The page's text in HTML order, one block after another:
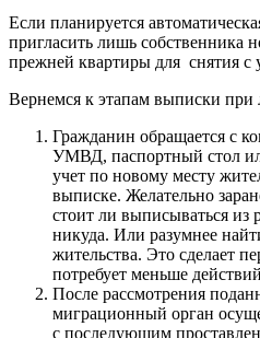
Если планируется
пригласить лишь собственника
прежней квартиры для снятия с
Вернемся к этапам выписки
Гражданин обращается с
УМВД, паспортный стол
учет по новому месту
выписке. Желательно
стоит ли выписываться из
никуда. Или разумнее
жительства. Это сделает
потребует меньше
После рассмотрения
миграционный орган
с последующим